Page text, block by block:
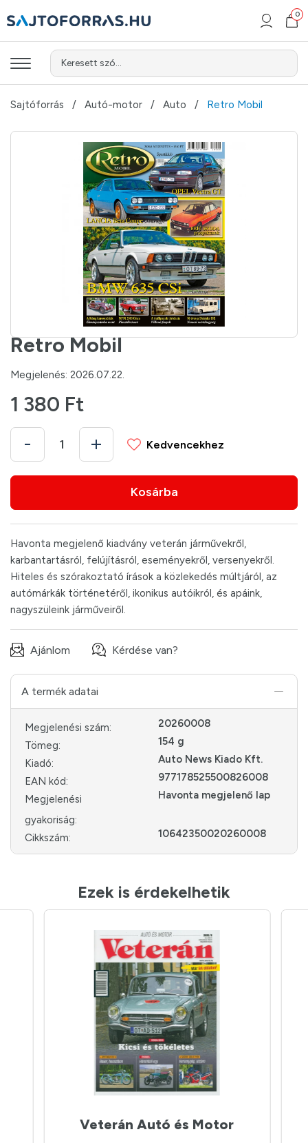
Keresett szó...
0
Sajtóforrás Autó-motor Auto Retro Mobil
Retro Mobil
Megjelenés: 2026.07.22.
1 380 Ft
Kosárba
Kedvencekhez
Havonta megjelenő kiadvány veterán járművekről,
karbantartásról, felújításról, eseményekről, versenyekről.
Hiteles és szórakoztató írások a közlekedés múltjáról, az
autómárkák történetéről, ikonikus autóikról, és apáink,
nagyszüleink járműveiről.
Ajánlom Kérdése van?
A termék adatai
Megjelenési szám:
20260008
Tömeg:
154 g
Kiadó:
Auto News Kiado Kft.
EAN kód:
977178525500826008
Megjelenési
gyakoriság:
Havonta megjelenő lap
Cikkszám: 10642350020260008
Ezek is érdekelhetik
Veterán Autó és Motor